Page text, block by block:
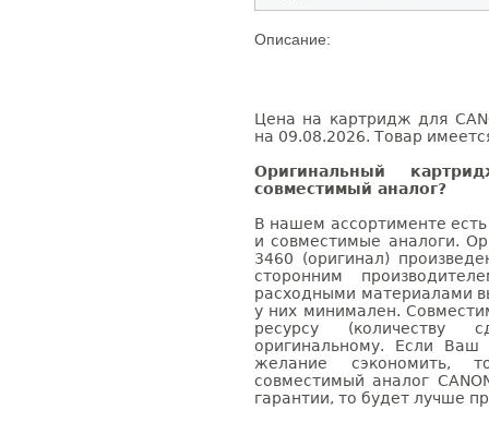
Описание:
Цена на картридж для
на 09.08.2026. Товар
Оригинальный
совместимый аналог?
В нашем ассортименте
и совместимые аналоги.
3460 (оригинал)
сторонним
расходными материалами
у них минимален.
ресурсу (количеству
оригинальному. Если
желание сэкономить,
совместимый аналог
гарантии, то будет лучше